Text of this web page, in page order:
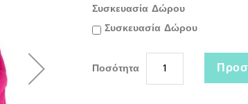
Συσκευασία Δώρου
Συσκευασία Δώρου
Ποσότητα